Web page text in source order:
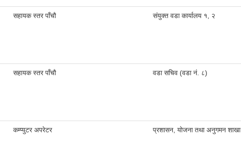
सहायक स्तर पाँचौ स‌ंयुक्त वडा कार्यालय १, २
सहायक स्तर पाँचौ वडा सचिव (वडा नं. ८)
कम्प्युटर अपरेटर प्रशासन, योजना तथा अनुगमन शाखा